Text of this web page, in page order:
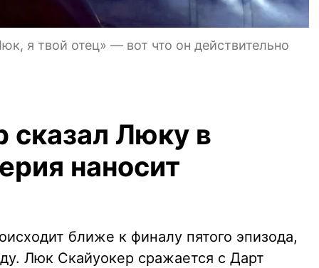
я твой отец» — вот что он действительно
сказал Люку в
наносит
ближе к финалу пятого эпизода,
Люк Скайуокер сражается с Дарт